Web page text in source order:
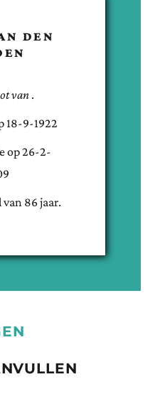
DEN
van .
18-9-1922
op26-2-
van 86jaar.